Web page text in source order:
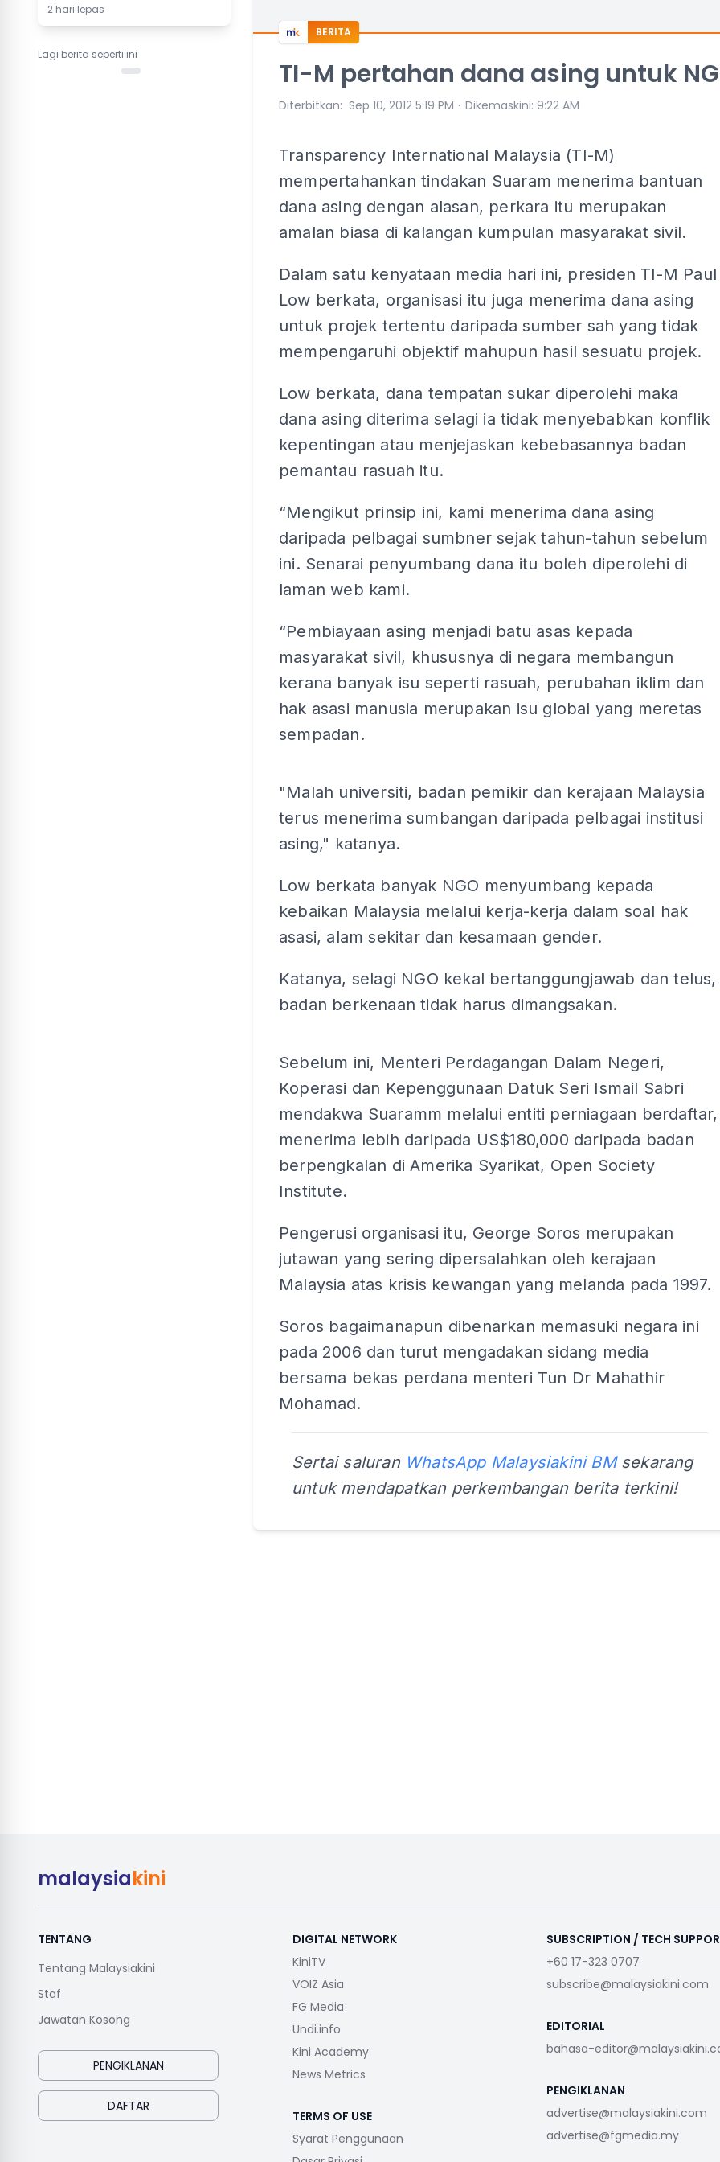
2 hari lepas
Lagi berita seperti ini
BERITA
TI-M pertahan dana asing untuk
Diterbitkan: Sep 10, 2012 5:19 PM ⋅ Dikemaskini: 9:22 AM
Transparency International Malaysia (TI-M)
mempertahankan tindakan Suaram menerima bantuan
dana asing dengan alasan, perkara itu merupakan
amalan biasa di kalangan kumpulan masyarakat sivil.
Dalam satu kenyataan media hari ini, presiden TI-M Paul
Low berkata, organisasi itu juga menerima dana asing
untuk projek tertentu daripada sumber sah yang tidak
mempengaruhi objektif mahupun hasil sesuatu projek.
Low berkata, dana tempatan sukar diperolehi maka
dana asing diterima selagi ia tidak menyebabkan konflik
kepentingan atau menjejaskan kebebasannya badan
pemantau rasuah itu.
“Mengikut prinsip ini, kami menerima dana asing
daripada pelbagai sumbner sejak tahun-tahun sebelum
ini. Senarai penyumbang dana itu boleh diperolehi di
laman web kami.
“Pembiayaan asing menjadi batu asas kepada
masyarakat sivil, khususnya di negara membangun
kerana banyak isu seperti rasuah, perubahan iklim dan
hak asasi manusia merupakan isu global yang meretas
sempadan.
"Malah universiti, badan pemikir dan kerajaan Malaysia
terus menerima sumbangan daripada pelbagai institusi
asing," katanya.
Low berkata banyak NGO menyumbang kepada
kebaikan Malaysia melalui kerja-kerja dalam soal hak
asasi, alam sekitar dan kesamaan gender.
Katanya, selagi NGO kekal bertanggungjawab dan telus,
badan berkenaan tidak harus dimangsakan.
Sebelum ini, Menteri Perdagangan Dalam Negeri,
Koperasi dan Kepenggunaan Datuk Seri Ismail Sabri
mendakwa Suaramm melalui entiti perniagaan berdaftar,
menerima lebih daripada US$180,000 daripada badan
berpengkalan di Amerika Syarikat, Open Society
Institute.
Pengerusi organisasi itu, George Soros merupakan
jutawan yang sering dipersalahkan oleh kerajaan
Malaysia atas krisis kewangan yang melanda pada 1997.
Soros bagaimanapun dibenarkan memasuki negara ini
pada 2006 dan turut mengadakan sidang media
bersama bekas perdana menteri Tun Dr Mahathir
Mohamad.
Sertai saluran WhatsApp Malaysiakini BMsekarang
untuk mendapatkan perkembangan berita terkini!
malaysiakini
TENTANG
Tentang Malaysiakini
Staf
Jawatan Kosong
PENGIKLANAN
DAFTAR
DIGITAL NETWORK
KiniTV
VOIZ Asia
FG Media
Undi.info
Kini Academy
News Metrics
TERMS OF USE
Syarat Penggunaan
SUBSCRIPTION / TECH
+60 17-323 0707
subscribe@malaysiakini.com
EDITORIAL
bahasa-
PENGIKLANAN
advertise@malaysiakini.com
advertise@fgmedia.my